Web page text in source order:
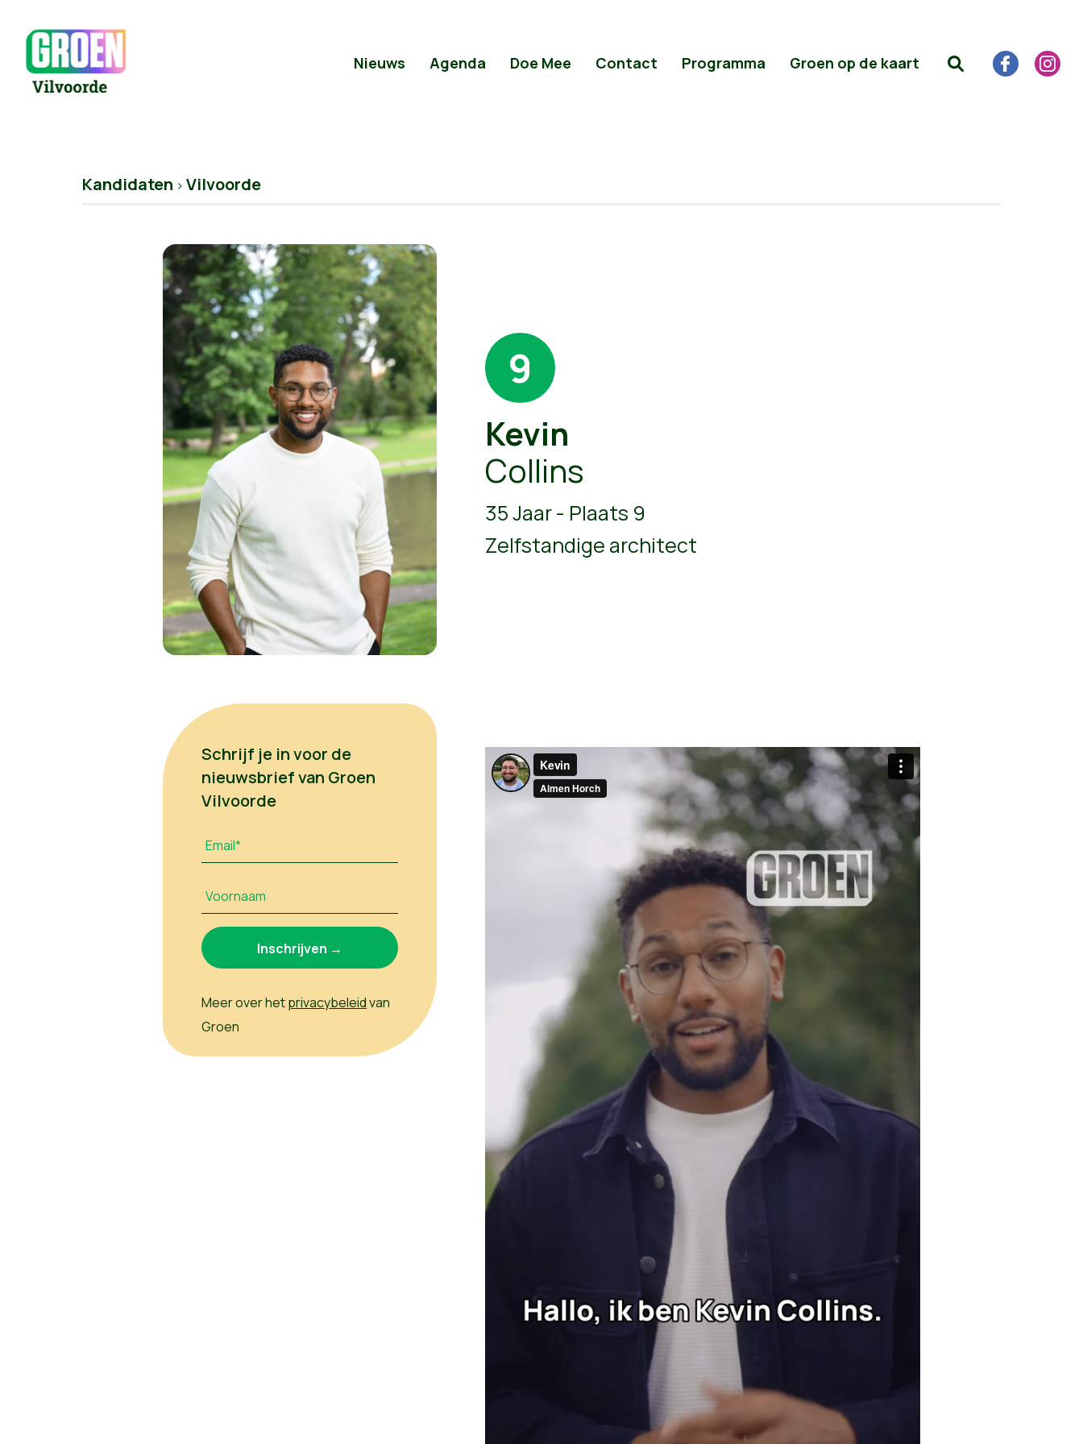
Nieuws Agenda Doe Mee Contact Programma Groen op de kaart
Kandidaten > Vilvoorde
9
Kevin
Collins
35 Jaar - Plaats 9
Zelfstandige architect
Schrijf je in voor de
nieuwsbrief van Groen
Vilvoorde
Email*
Voornaam
Meer over hetprivacybeleidvan
Groen